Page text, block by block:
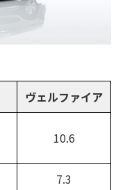
ヴェルファイア
10.6
7.3